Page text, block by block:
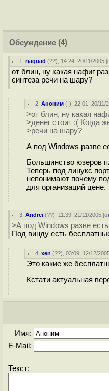
Обсуждение (4)
1 ,naquad (??), 14:24, 20/11/2005 [
от блин, ну какая нафиг
синтеза речи на шару?
2 ,Аноним (-), 22:01, 20/11/
>от блин, ну какая
>денег стоит :( Когда
>речи на шару?
А под Windows разве
Большинство юзеров
Теперь под линукс
непонимают почему
для организаций цене.
3 ,Andrei (??), 11:39, 21/11/2005 [
>А под Windows разве
Под винду есть
4 ,xen (??), 03:09, 12/12/
Это какие же
Кстати актуальная
Имя:
E-Mail:
Текст: